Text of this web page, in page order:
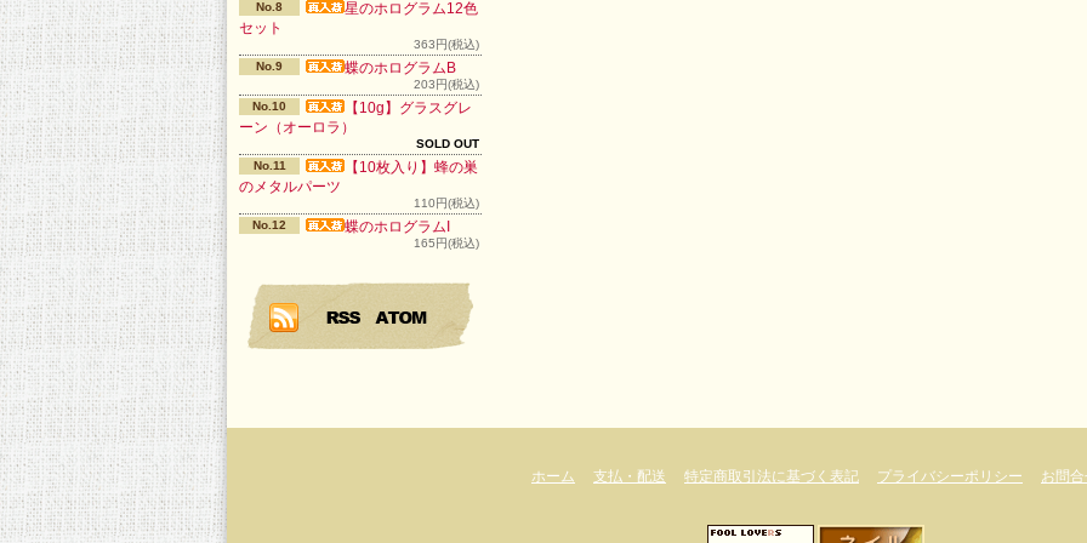
No.8
星のホログラム12色
セット
363円(税込)
No.9
蝶のホログラムB
203円(税込)
No.10
【10g】グラスグレ
ーン（オーロラ）
SOLD OUT
No.11
【10枚入り】蜂の巣
のメタルパーツ
110円(税込)
No.12
蝶のホログラムI
165円(税込)
ホーム 支払・配送 特定商取引法に基づく表記 プライバシーポリシー お問